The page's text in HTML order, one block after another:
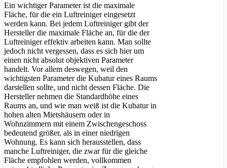
Ein wichtiger Parameter ist die maximale
Fläche, für die ein Luftreiniger eingesetzt
werden kann. Bei jedem Luftreiniger gibt der
Hersteller die maximale Fläche an, für die der
Luftreiniger effektiv arbeiten kann. Man sollte
jedoch nicht vergessen, dass es sich hier um
einen nicht absolut objektiven Parameter
handelt. Vor allem deswegen, weil den
wichtigsten Parameter die Kubatur eines Raums
darstellen sollte, und nicht dessen Fläche. Die
Hersteller nehmen die Standardhöhe eines
Raums an, und wie man weiß ist die Kubatur in
hohen alten Mietshäusern oder in
Wohnzimmern mit einem Zwischengeschoss
bedeutend größer, als in einer niedrigen
Wohnung. Es kann sich herausstellen, dass
manche Luftreiniger, die zwar für die gleiche
Fläche empfohlen werden, vollkommen